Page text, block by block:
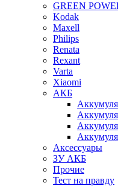
GREEN
Kodak
Maxell
Philips
Renata
Rexant
Varta
Xiaomi
АКБ
Аксессуары
ЗУ АКБ
Прочие
Тест на правду